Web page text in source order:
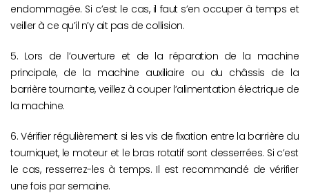
endommagée. Si c’est le cas, il faut s’en occuper à temps et
veiller à ce qu’il n’y ait pas de collision.
5. Lors de l’ouverture et de la réparation de la machine
principale, de la machine auxiliaire ou du châssis de la
barrière tournante, veillez à couper l’alimentation électrique de
la machine.
6. Vérifier régulièrement si les vis de fixation entre la barrière du
tourniquet, le moteur et le bras rotatif sont desserrées. Si c’est
le cas, resserrez-les à temps. Il est recommandé de vérifier
une fois par semaine.